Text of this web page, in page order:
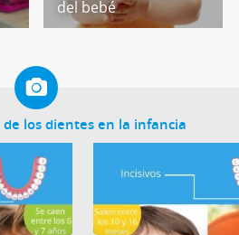
del bebé
de los dientes en la infancia